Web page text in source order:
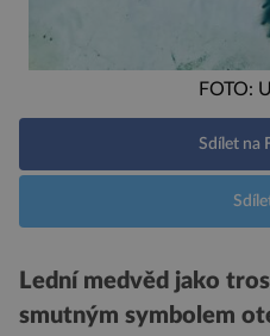
FOTO:
Sdílet na
Lední medvěd jako
smutným symbolem